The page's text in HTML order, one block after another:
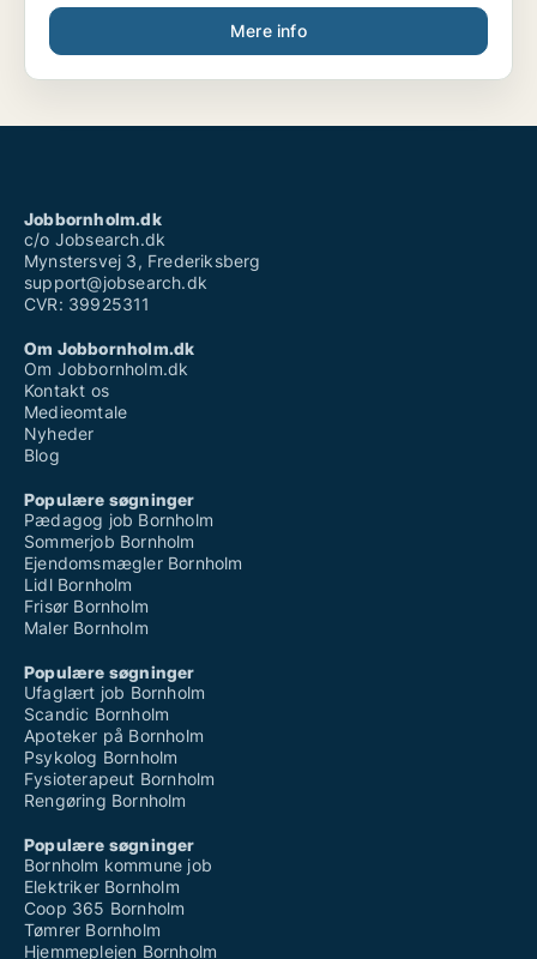
Mere info
Jobbornholm.dk
c/o Jobsearch.dk
Mynstersvej 3, Frederiksberg
support@jobsearch.dk
CVR: 39925311
Om Jobbornholm.dk
Om Jobbornholm.dk
Kontakt os
Medieomtale
Nyheder
Blog
Populære søgninger
Pædagog job Bornholm
Sommerjob Bornholm
Ejendomsmægler Bornholm
Lidl Bornholm
Frisør Bornholm
Maler Bornholm
Populære søgninger
Ufaglært job Bornholm
Scandic Bornholm
Apoteker på Bornholm
Psykolog Bornholm
Fysioterapeut Bornholm
Rengøring Bornholm
Populære søgninger
Bornholm kommune job
Elektriker Bornholm
Coop 365 Bornholm
Tømrer Bornholm
Hjemmeplejen Bornholm